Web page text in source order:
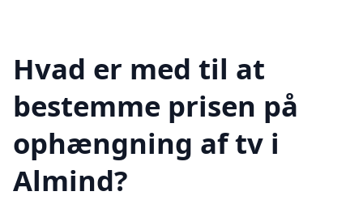
Hvad er med til at
bestemme prisen på
ophængning af tv i
Almind?